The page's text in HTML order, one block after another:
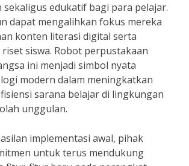
sekaligus edukatif bagi para pelajar.
dapat mengalihkan fokus mereka
konten literasi digital serta
siswa. Robot perpustakaan
ini menjadi simbol nyata
modern dalam meningkatkan
sarana belajar di lingkungan
unggulan.
implementasi awal, pihak
untuk terus mendukung